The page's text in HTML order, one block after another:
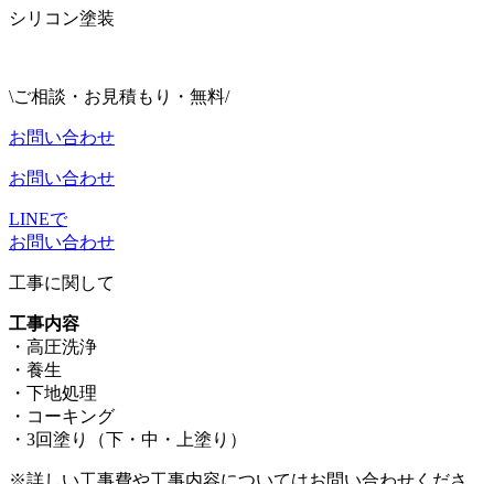
シリコン塗装
\ご相談・お見積もり・無料/
お問い合わせ
お問い合わせ
LINEで
お問い合わせ
工事に関して
工事内容
・高圧洗浄
・養生
・下地処理
・コーキング
・3回塗り（下・中・上塗り）
※詳しい工事費や工事内容についてはお問い合わせくださ